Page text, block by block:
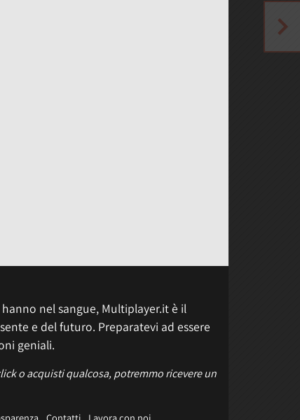
nel sangue, Multiplayer.it è il
e del futuro. Preparatevi ad essere
geniali.
o acquisti qualcosa, potremmo ricevere un